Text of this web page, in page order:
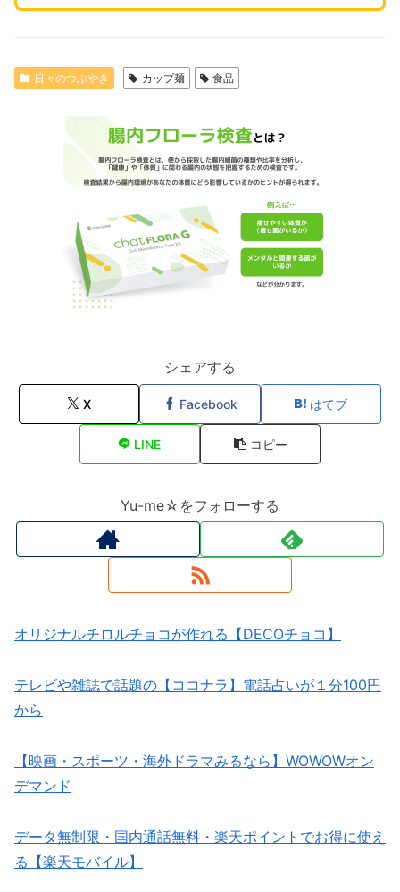
日々のつぶやき カップ麺 食品
シェアする
X Facebook はてブ
LINE コピー
Yu-me☆をフォローする
オリジナルチロルチョコが作れる【DECOチョコ】
テレビや雑誌で話題の【ココナラ】電話占いが１分100円
から
【映画・スポーツ・海外ドラマみるなら】WOWOWオン
デマンド
データ無制限・国内通話無料・楽天ポイントでお得に使え
る【楽天モバイル】